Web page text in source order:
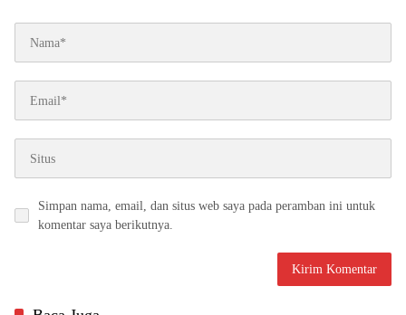
Simpan nama, email, dan situs web saya pada peramban ini untuk
komentar saya berikutnya.